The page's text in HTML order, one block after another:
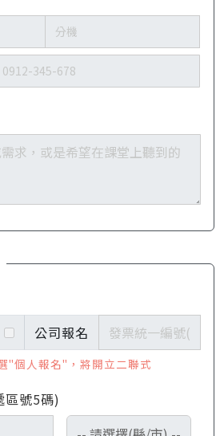
公司報名
"個人報名"，將開立二聯式
區號5碼)